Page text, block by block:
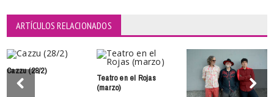
ARTÍCULOS RELACIONADOS
Cazzu (28/2)
Teatro en el Rojas
(marzo)